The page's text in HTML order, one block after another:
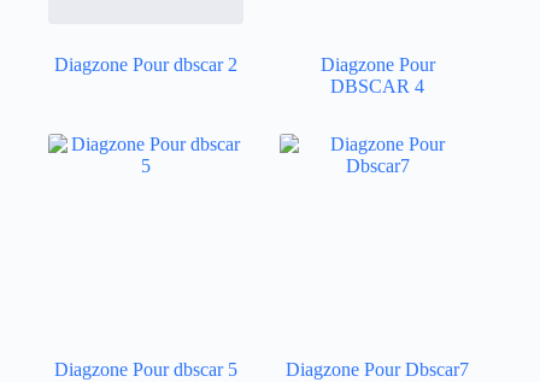
Diagzone Pour dbscar 2
Diagzone Pour
DBSCAR 4
Diagzone Pour dbscar 5 Diagzone Pour Dbscar7